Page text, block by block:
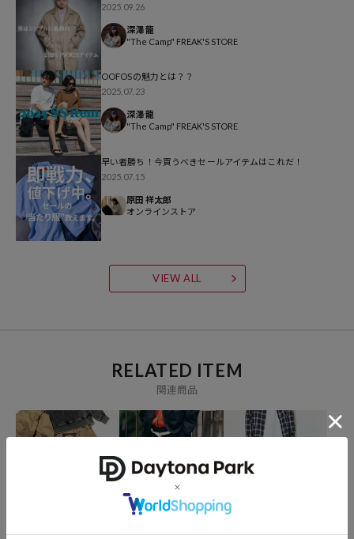
5,500円（2025年5月12日時点）
※「参考価格」とは、Daytona Parkにおける対象商品の通常販売（先
行予約・先行割引は含まれません）開始時点の価格です。
ブランド説明
【RED KAP/レッドキャップ】
1922年ディッキーズが創業した翌年に、テネシー州ナッシュビル出身
の二人の兄弟と従兄弟で創業した赤い帽子をトレードマークとしたワ
ークウエアーブランド。現在は車メーカーのGM、フォード、メルセ
デスベンツ、アウディ、フォルクスワーゲン、ホンダ等、世界のトッ
プ企業の工場にも採用されている信頼の高いワークウエアーブラン
ド。
2025.09.26
深澤 龍
"The Camp" FREAK'S STORE
OOFOSの魅力とは？？
2025.07.23
深澤 龍
"The Camp" FREAK'S STORE
早い者勝ち！今買うべきセールアイテムはこれだ！
2025.07.15
原田 祥太郎
オンラインストア
VIEW ALL
RELATED ITEM
関連商品